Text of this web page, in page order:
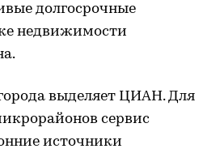
долгосрочные
недвижимости
выделяет ЦИАН. Для
сервис
источники